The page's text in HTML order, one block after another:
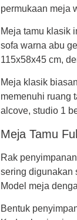
permukaan meja
Meja tamu klasik
sofa warna abu
115x58x45 cm,
Meja klasik
memenuhi ruang
alcove, studio 1
Meja Tamu
Rak
sering digunakan
Model meja
Bentuk